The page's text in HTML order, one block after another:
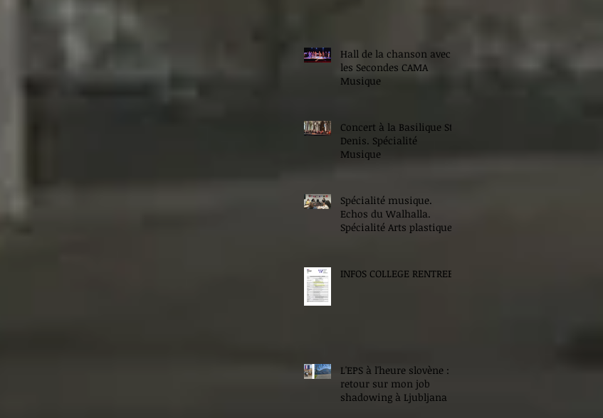
Hall de la chanson avec
les Secondes CAMA
Musique
Concert à la Basilique St
Denis. Spécialité
Musique
Spécialité musique.
Echos du Walhalla.
Spécialité Arts plastiques.
INFOS COLLEGE RENTREE
L'EPS à l'heure slovène :
retour sur mon job
shadowing à Ljubljana